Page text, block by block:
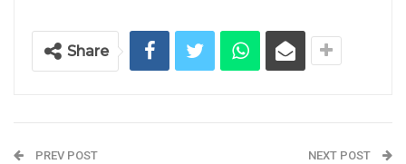
Share
PREV POST NEXT POST